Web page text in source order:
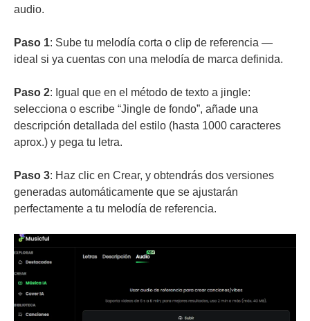
audio.
Paso 1: Sube tu melodía corta o clip de referencia —
ideal si ya cuentas con una melodía de marca definida.
Paso 2: Igual que en el método de texto a jingle:
selecciona o escribe “Jingle de fondo”, añade una
descripción detallada del estilo (hasta 1000 caracteres
aprox.) y pega tu letra.
Paso 3: Haz clic en Crear, y obtendrás dos versiones
generadas automáticamente que se ajustarán
perfectamente a tu melodía de referencia.